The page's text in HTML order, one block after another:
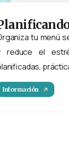
tu menú
reduce el
Información